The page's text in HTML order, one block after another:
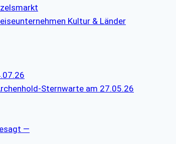
Kultur & Länder
Sternwarte am 27.05.26
—